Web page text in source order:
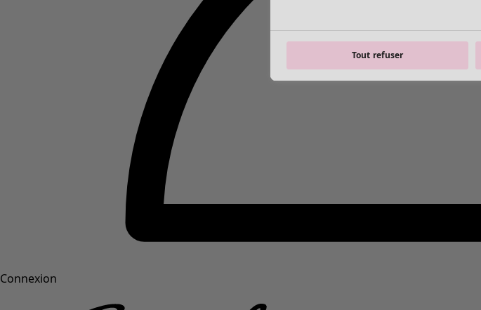
Connexion
Tout refuser